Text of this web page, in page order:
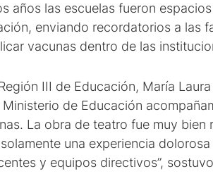
años las escuelas fueron
enviando recordatorios a las
vacunas dentro de las
III de Educación, María
Ministerio de Educación
La obra de teatro fue muy
una experiencia
y equipos directivos”,